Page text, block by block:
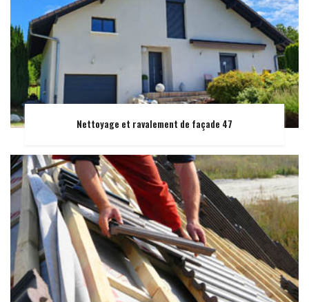
Nettoyage et ravalement de façade 47